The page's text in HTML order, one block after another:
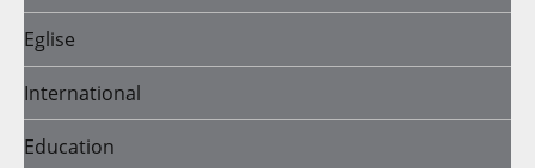
Eglise
International
Education